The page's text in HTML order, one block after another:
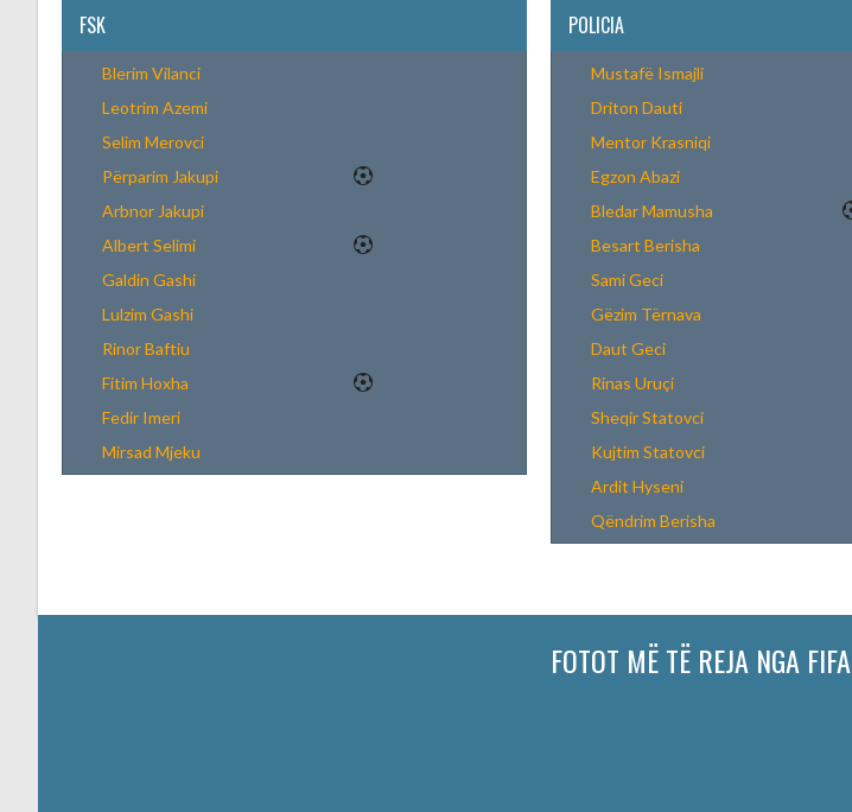
FSK
Blerim Vilanci
Leotrim Azemi
Selim Merovci
Përparim Jakupi
Arbnor Jakupi
Albert Selimi
Galdin Gashi
Lulzim Gashi
Rinor Baftiu
Fitim Hoxha
Fedir Imeri
Mirsad Mjeku
POLICIA
Mustafë Ismajli
Driton Dauti
Mentor Krasniqi
Egzon Abazi
Bledar Mamusha
Besart Berisha
Sami Geci
Gëzim Tërnava
Daut Geci
Rinas Uruçi
Sheqir Statovci
Kujtim Statovci
Ardit Hyseni
Qëndrim Berisha
FOTOT MË TË REJA NGA FIFA